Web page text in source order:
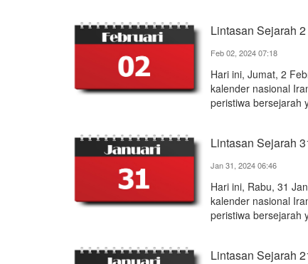
Lintasan Sejarah
Feb 02, 2024 07:18
Hari ini, Jumat, 2
kalender nasional
peristiwa bersejarah
Lintasan Sejarah
Jan 31, 2024 06:46
Hari ini, Rabu, 31
kalender nasional
peristiwa bersejarah
Lintasan Sejarah